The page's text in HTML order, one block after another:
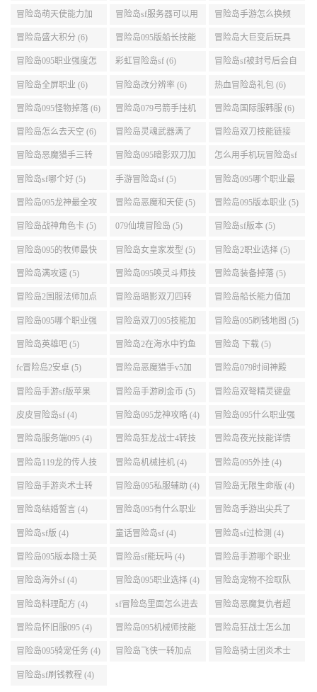
地图 (7) 公测 (7)
冒险岛萌天使能力加
点 (6)
冒险岛sf服务器可以用
自己电脑 (6)
冒险岛手游怎么换频
道 (6)
冒险岛盛大积分 (6) 冒险岛095版船长技能
介绍 (6)
冒险岛大巨变后玩具
城组队任务 (6)
冒险岛095职业强度怎
么选 (6)
彩虹冒险岛sf (6) 冒险岛sf被封号后会自
动关闭电脑 (6)
冒险岛全屏职业 (6) 冒险岛改分辨率 (6) 热血冒险岛礼包 (6)
冒险岛095怪物掉落 (6) 冒险岛079弓箭手挂机
升级的地方 (6)
冒险岛国际服韩服 (6)
冒险岛怎么去天空 (6) 冒险岛灵魂武器满了
(6)
冒险岛双刀技能链接
(5)
冒险岛恶魔猎手三转
技能加点顺序 (5)
冒险岛095暗影双刀加
点 (5)
怎么用手机玩冒险岛sf
(5)
冒险岛sf哪个好 (5) 手游冒险岛sf (5) 冒险岛095哪个职业最
好 (5)
冒险岛095龙神最全攻
略 (5)
冒险岛恶魔和天使 (5) 冒险岛095版本职业 (5)
冒险岛战神角色卡 (5) 079仙境冒险岛 (5) 冒险岛sf版本 (5)
冒险岛095的牧师最快
升级路线 (5)
冒险岛女皇家发型 (5) 冒险岛2职业选择 (5)
冒险岛满攻速 (5) 冒险岛095唤灵斗师技
能介绍 (5)
冒险岛装备掉落 (5)
冒险岛2国服法师加点
(5)
冒险岛暗影双刀四转
任务 (5)
冒险岛船长能力值加
点 (5)
冒险岛095哪个职业强
势 (5)
冒险岛双刀095技能加
点 (5)
冒险岛095刷钱地图 (5)
冒险岛英雄吧 (5) 冒险岛2在海水中钓鱼
(5)
冒险岛 下载 (5)
fc冒险岛2安卓 (5) 冒险岛恶魔猎手v5加
点 (5)
冒险岛079时间神殿
999任务 (5)
冒险岛手游sf版苹果
(5)
冒险岛手游刷金币 (5) 冒险岛双弩精灵键盘
设置 (5)
皮皮冒险岛sf (4) 冒险岛095龙神攻略 (4) 冒险岛095什么职业强
(4)
冒险岛服务端095 (4) 冒险岛狂龙战士4转技
能加点 (4)
冒险岛夜光技能详情
(4)
冒险岛119龙的传人技
能加点 (4)
冒险岛机械挂机 (4) 冒险岛095外挂 (4)
冒险岛手游炎术士转
职 (4)
冒险岛095私服辅助 (4) 冒险岛无限生命版 (4)
冒险岛结婚誓言 (4) 冒险岛095有什么职业
(4)
冒险岛手游出尖兵了
吗 (4)
冒险岛sf版 (4) 童话冒险岛sf (4) 冒险岛sf过检测 (4)
冒险岛095版本隐士英
雄后期玩哪个好 (4)
冒险岛sf能玩吗 (4) 冒险岛手游哪个职业
厉害 (4)
冒险岛海外sf (4) 冒险岛095职业选择 (4) 冒险岛宠物不捡取队
友的东西 (4)
冒险岛料理配方 (4) sf冒险岛里面怎么进去
打扎昆啊 (4)
冒险岛恶魔复仇者超
级技能 (4)
冒险岛怀旧服095 (4) 冒险岛095机械师技能
(4)
冒险岛狂战士怎么加
点 (4)
冒险岛095骑宠任务 (4) 冒险岛飞侠一转加点 冒险岛骑士团炎术士
冒险岛sf刷钱教程 (4)